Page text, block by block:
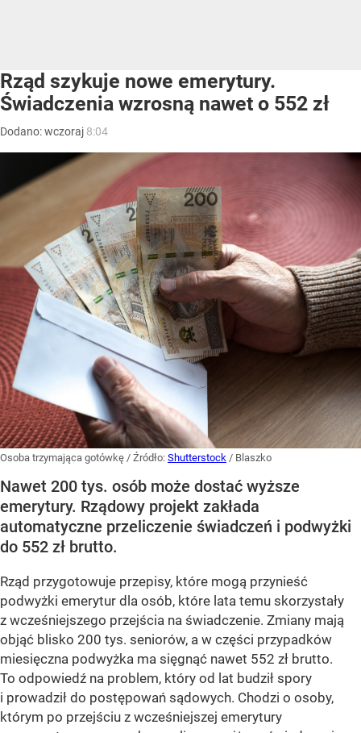
Rząd szykuje nowe emerytury.
Świadczenia wzrosną nawet o 552 zł
Dodano:wczoraj 8:04
Osoba trzymająca gotówkę / Źródło: Shutterstock / Blaszko
Nawet 200 tys. osób może dostać wyższe
emerytury. Rządowy projekt zakłada
automatyczne przeliczenie świadczeń i podwyżki
do 552 zł brutto.
Rząd przygotowuje przepisy, które mogą przynieść
podwyżki emerytur dla osób, które lata temu skorzystały
z wcześniejszego przejścia na świadczenie. Zmiany mają
objąć blisko 200 tys. seniorów, a w części przypadków
miesięczna podwyżka ma sięgnąć nawet 552 zł brutto.
To odpowiedź na problem, który od lat budził spory
i prowadził do postępowań sądowych. Chodzi o osoby,
którym po przejściu z wcześniejszej emerytury